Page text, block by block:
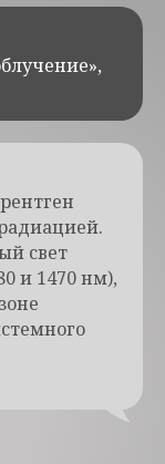
свет
и 1470 нм),